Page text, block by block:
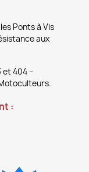
Ponts à Vis
aux
et 404 –
: